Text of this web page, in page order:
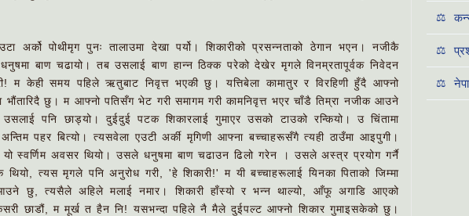
अर्को पोथीमृग पुनः तालाउमा देखा पर्यो। शिकारीको प्रसन्नताको ठेगान भएन। नजीकै
बाण चढायो। तब उसलाई बाण हान्न ठिक्क परेको देखेर मृगले विनम्रतापूर्वक निवेदन
म केही समय पहिले ऋतुबाट निवृत्त भएकी छु। यत्तिबेला कामातुर र विरहिणी हुँदै आफ्नो
भौंतारिदै छु। म आफ्नो पतिसँग भेट गरी समागम गरी कामनिवृत्त भएर चाँडै तिम्रा नजीक आउने
पनि छाड्यो। दुईदुई पटक शिकारलाई गुमाएर उसको टाउको रन्कियो। उ चिंतामा
पहर बित्यो। त्यसवेला एउटी अर्की मृगिणी आफ्ना बच्चाहरूसँगै त्यही ठाउँमा आइपुगी।
यो स्वर्णिम अवसर थियो। उसले धनुषमा बाण चढाउन ढिलो गरेन । उसले अस्त्र प्रयोग गर्नै
त्यस मृगले पनि अनुरोध गरी, 'हे शिकारी!' म यी बच्चाहरूलाई यिनका पिताको जिम्मा
छु, त्यसैले अहिले मलाई नमार। शिकारी हाँस्यो र भन्न थाल्यो, आँफू अगाडि आएको
छाडौं, म मूर्ख त हैन नि! यसभन्दा पहिले नै मैले दुईपल्ट आफ्नो शिकार गुमाइसकेको छु।
⚖️
⚖️
⚖️